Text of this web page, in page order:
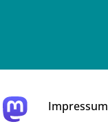
Impressum